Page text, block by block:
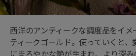
西洋のアンティークな調度品をイ
ティークゴールド。使っていくと
にまろやかな艶が生まれ、より深